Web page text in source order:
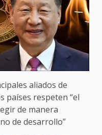
aliados de
países respeten “el
de manera
de desarrollo”